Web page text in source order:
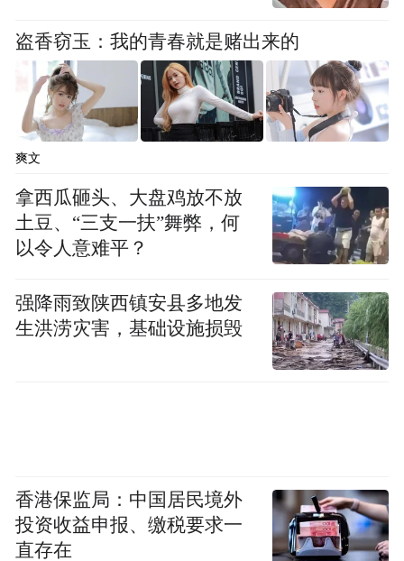
突中为乌克兰捐赠数十亿美元的西方多国担
忧，也让泽连斯基本人陷入尴尬的境地：他
的一些最亲密盟友都与丑闻有关。泽连斯基
试图与这些丑闻撇清关系，他一直声称任何
参与政府腐败的人都应该受到惩罚。
《基辅独立报》称，尽管泽连斯基一直试图
淡化这些事件，但新的丑闻和更多内幕仍被
披露出来。“这当然会削弱泽连斯基的地位，
的人民公仆党一名匿名议员对该报称。
就在叶尔马克被列为洗钱犯罪嫌疑人之际，
自己及亲信牟利”，称泽连斯基在“幕后操纵
多起洗钱阴谋”，并称其是乌克兰和平进程的
最大障碍之一。她说：“乌克兰有很多人希望
盗香窃玉：我的青春就是赌出来的
爽文
拿西瓜砸头、大盘鸡放不放
土豆、“三支一扶”舞弊，何
以令人意难平？
强降雨致陕西镇安县多地发
生洪涝灾害，基础设施损毁
香港保监局：中国居民境外
投资收益申报、缴税要求一
直存在